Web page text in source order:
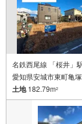
話くださ
名鉄西尾線 「桜井」
愛知県安城市東町亀塚
土地182.79m2